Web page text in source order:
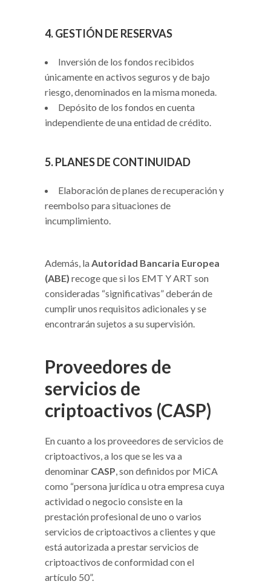
4. GESTIÓN DE RESERVAS
Inversión de los fondos recibidos
únicamente en activos seguros y de bajo
riesgo, denominados en la misma moneda.
Depósito de los fondos en cuenta
independiente de una entidad de crédito.
5. PLANES DE CONTINUIDAD
Elaboración de planes de recuperación y
reembolso para situaciones de
incumplimiento.
Además, laAutoridad Bancaria Europea
(ABE) recoge que si los EMT Y ART son
consideradas “significativas” deberán de
cumplir unos requisitos adicionales y se
encontrarán sujetos a su supervisión.
Proveedores de
servicios de
criptoactivos (CASP)
En cuanto a los proveedores de servicios de
criptoactivos, a los que se les va a
denominar CASP, son definidos por MiCA
como “persona jurídica u otra empresa cuya
actividad o negocio consiste en la
prestación profesional de uno o varios
servicios de criptoactivos a clientes y que
está autorizada a prestar servicios de
criptoactivos de conformidad con el
artículo 50”.